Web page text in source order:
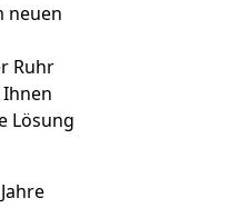
neuen
Ruhr
Lösung